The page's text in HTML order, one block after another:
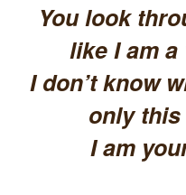
You look
like I am a
I don’t know
only
I am